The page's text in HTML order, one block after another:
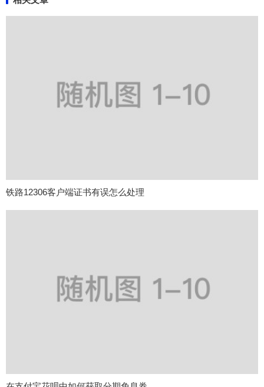
铁路12306客户端证书有误怎么处理